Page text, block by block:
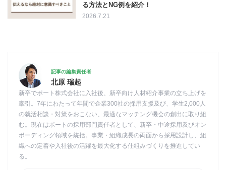
る方法とNG例を紹介！
2026.7.21
記事の編集責任者
北原 瑞起
新卒でポート株式会社に入社後、新卒向け人材紹介事業の立ち上げを
牽引。7年にわたって年間で企業300社の採用支援及び、学生2,000人
の就活相談・対策をおこない、最適なマッチング機会の創出に取り組
む。現在はポートの採用部門責任者として、新卒・中途採用及びオン
ボーディング領域を統括。事業・組織成長の両面から採用設計し、組
織への定着や入社後の活躍を最大化する仕組みづくりを推進してい
る。